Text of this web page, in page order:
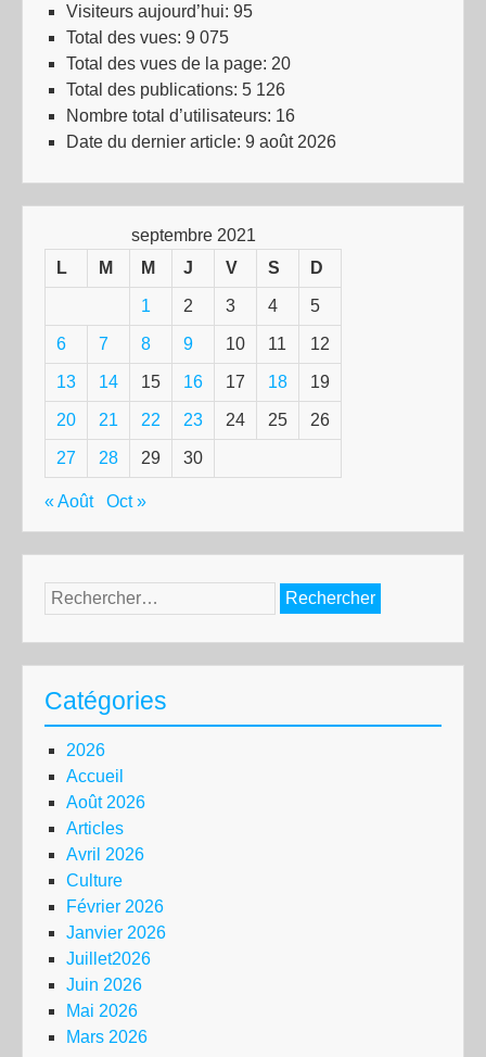
Visiteurs aujourd’hui: 95
Total des vues: 9 075
Total des vues de la page: 20
Total des publications: 5 126
Nombre total d’utilisateurs: 16
Date du dernier article: 9 août 2026
septembre 2021
L
M M J V S D
1 2 3 4 5
6 7 8 9 10 11 12
13 14 15 16 17 18 19
20 21 22 23 24 25 26
27 28 29 30
« Août Oct »
Rechercher :
Catégories
2026
Accueil
Août 2026
Articles
Avril 2026
Culture
Février 2026
Janvier 2026
Juillet2026
Juin 2026
Mai 2026
Mars 2026